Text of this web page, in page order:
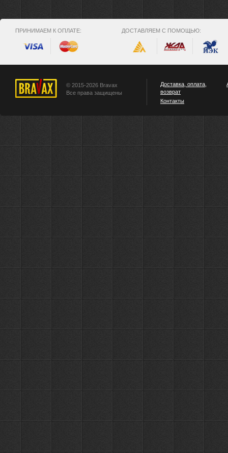
ПРИНИМАЕМ К ОПЛАТЕ: ДОСТАВЛЯЕМ С ПОМОЩЬЮ:
© 2015-2026 Bravax
Все права защищены
Доставка, оплата,
возврат
Контакты